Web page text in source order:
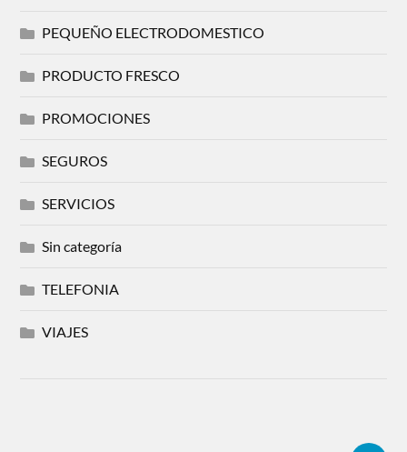
PEQUEÑO ELECTRODOMESTICO
PRODUCTO FRESCO
PROMOCIONES
SEGUROS
SERVICIOS
Sin categoría
TELEFONIA
VIAJES